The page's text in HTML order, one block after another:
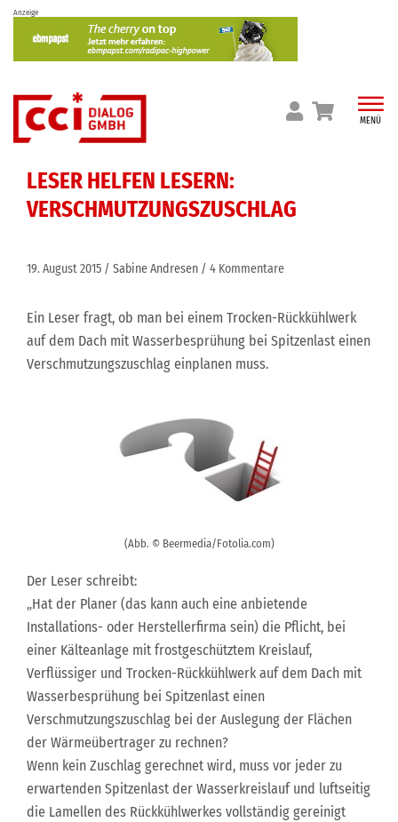
Skip
content
Anzeige
MENÜ
LESER HELFEN LESERN:
VERSCHMUTZUNGSZUSCHLAG
19. August 2015 Sabine Andresen 4 Kommentare
Ein Leser fragt, ob man bei einem Trocken-Rückkühlwerk
auf dem Dach mit Wasserbesprühung bei Spitzenlast einen
Verschmutzungszuschlag einplanen muss.
(Abb. © Beermedia/Fotolia.com)
Der Leser schreibt:
„Hat der Planer (das kann auch eine anbietende
Installations- oder Herstellerfirma sein) die Pflicht, bei
einer Kälteanlage mit frostgeschütztem Kreislauf,
Verflüssiger und Trocken-Rückkühlwerk auf dem Dach mit
Wasserbesprühung bei Spitzenlast einen
Verschmutzungszuschlag bei der Auslegung der Flächen
der Wärmeübertrager zu rechnen?
Wenn kein Zuschlag gerechnet wird, muss vor jeder zu
erwartenden Spitzenlast der Wasserkreislauf und luftseitig
die Lamellen des Rückkühlwerkes vollständig gereinigt